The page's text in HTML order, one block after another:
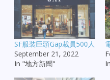
SF服裝巨頭Gap裁員500人
September 21, 2022
In "地方新聞"